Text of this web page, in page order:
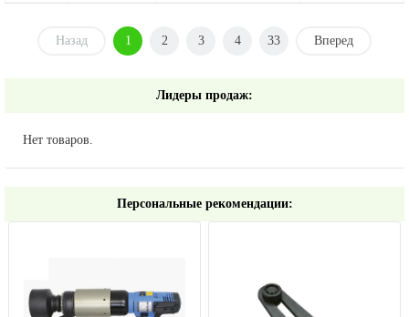
Назад 1 2 3 4 33 Вперед
Лидеры продаж:
Нет товаров.
Персональные рекомендации: